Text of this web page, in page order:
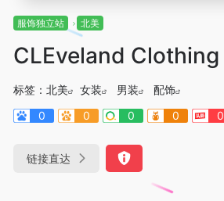
服饰独立站 北美
CLEveland Clothing
标签： 北美 女装 男装
配饰
0
0 0 0 0
链接直达